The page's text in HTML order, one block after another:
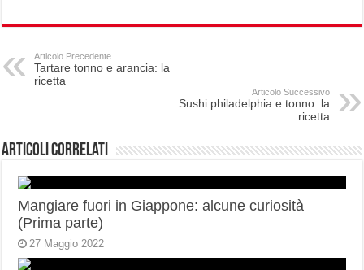
Articolo Precedente
Tartare tonno e arancia: la
ricetta
Articolo Successivo
Sushi philadelphia e tonno: la
ricetta
Articoli correlati
Mangiare fuori in Giappone: alcune curiosità
(Prima parte)
27 Maggio 2022